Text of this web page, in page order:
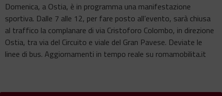
Domenica, a Ostia, è in programma una manifestazione
sportiva. Dalle 7 alle 12, per fare posto all’evento, sarà chiusa
al traffico la complanare di via Cristoforo Colombo, in direzione
Ostia, tra via del Circuito e viale del Gran Pavese. Deviate le
linee di bus. Aggiornamenti in tempo reale su romamobilita.it